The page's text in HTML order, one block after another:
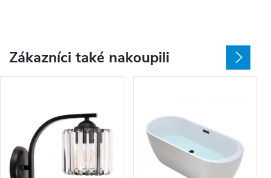
Zákazníci také nakoupili